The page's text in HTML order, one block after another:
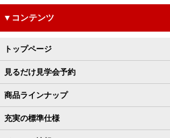
▼コンテンツ
トップページ
見るだけ見学会予約
商品ラインナップ
充実の標準仕様